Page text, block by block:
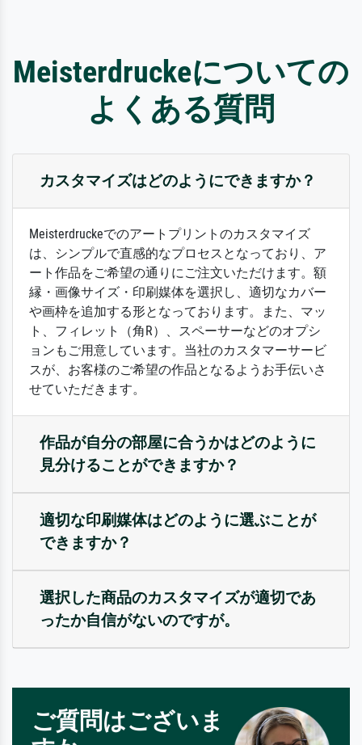
Meisterdruckeについての
よくある質問
カスタマイズはどのようにできますか？
Meisterdruckeでのアートプリントのカスタマイズ
は、シンプルで直感的なプロセスとなっており、ア
ート作品をご希望の通りにご注文いただけます。額
縁・画像サイズ・印刷媒体を選択し、適切なカバー
や画枠を追加する形となっております。また、マッ
ト、フィレット（角R）、スペーサーなどのオプシ
ョンもご用意しています。当社のカスタマーサービ
スが、お客様のご希望の作品となるようお手伝いさ
せていただきます。
作品が自分の部屋に合うかはどのように
見分けることができますか？
適切な印刷媒体はどのように選ぶことが
できますか？
選択した商品のカスタマイズが適切であ
ったか自信がないのですが。
ご質問はございま